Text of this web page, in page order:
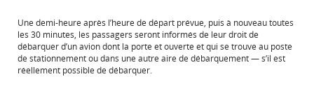
Une demi-heure après l’heure de départ prévue, puis à nouveau toutes
les 30 minutes, les passagers seront informés de leur droit de
débarquer d’un avion dont la porte et ouverte et qui se trouve au poste
de stationnement ou dans une autre aire de débarquement — s’il est
réellement possible de débarquer.